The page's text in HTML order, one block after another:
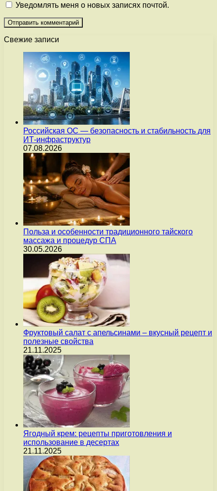
Уведомлять меня о новых записях почтой.
Свежие записи
Российская ОС — безопасность и стабильность для
ИТ-инфраструктур
07.08.2026
Польза и особенности традиционного тайского
массажа и процедур СПА
30.05.2026
Фруктовый салат с апельсинами – вкусный рецепт и
полезные свойства
21.11.2025
Ягодный крем: рецепты приготовления и
использование в десертах
21.11.2025